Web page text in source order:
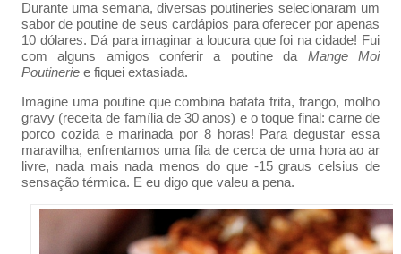
Durante uma semana, diversas poutineries selecionaram um
sabor de poutine de seus cardápios para oferecer por apenas
10 dólares. Dá para imaginar a loucura que foi na cidade! Fui
com alguns amigos conferir a poutine da Mange Moi
Poutinerie e fiquei extasiada.
Imagine uma poutine que combina batata frita, frango, molho
gravy (receita de família de 30 anos) e o toque final: carne de
porco cozida e marinada por 8 horas! Para degustar essa
maravilha, enfrentamos uma fila de cerca de uma hora ao ar
livre, nada mais nada menos do que -15 graus celsius de
sensação térmica. E eu digo que valeu a pena.